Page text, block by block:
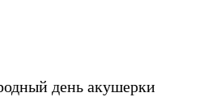
день акушерки